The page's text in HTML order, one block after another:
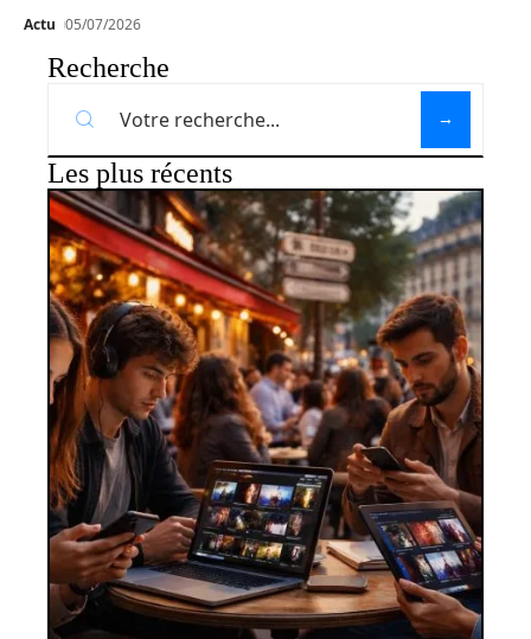
Actu 05/07/2026
Recherche
Les plus récents